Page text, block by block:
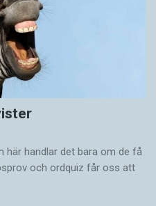
här handlar det bara om de få
och ordquiz får oss att